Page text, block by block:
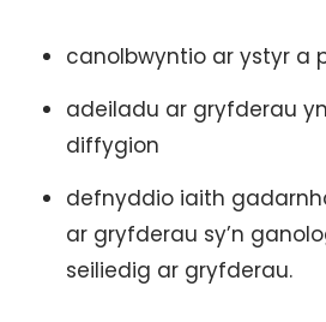
canolbwyntio ar ystyr a
adeiladu ar gryfderau
diffygion
defnyddio iaith
ar gryfderau sy’n
seiliedig ar gryfderau.